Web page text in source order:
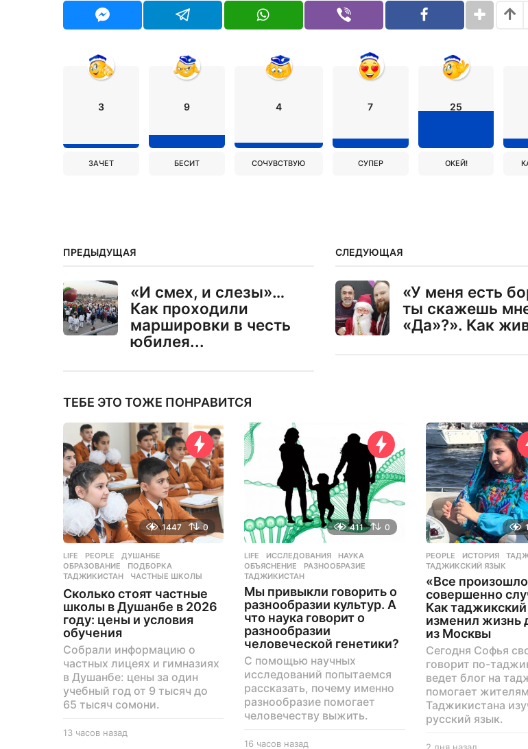
3
ЗАЧЕТ
9
БЕСИТ
4
СОЧУВСТВУЮ
7
СУПЕР
25
ОКЕЙ!
ПРЕДЫДУЩАЯ
«И смех, и слезы»…
Как проходили
маршировки в честь
юбилея...
СЛЕДУЮЩАЯ
«У меня есть
ты скажешь
«Да»?». Как
ТЕБЕ ЭТО ТОЖЕ ПОНРАВИТСЯ
1447 0
LIFE ,PEOPLE ДУШАНБЕ
ОБРАЗОВАНИЕ
,ПОДБОРКА
ТАДЖИКИСТАН
,ЧАСТНЫЕ ШКОЛЫ
Сколько стоят частные
школы в Душанбе в 2026
году: цены и условия
обучения
Собрали информацию о
частных лицеях и гимназиях
в Душанбе: цены за один
учебный год от 9 тысяч до
65 тысяч сомони.
13 часов назад
411 0
LIFE ИССЛЕДОВАНИЯ ,НАУКА
ОБЪЯСНЕНИЕ
,РАЗНООБРАЗИЕ
ТАДЖИКИСТАН
Мы привыкли говорить о
разнообразии культур. А
что наука говорит о
разнообразии
человеческой генетики?
С помощью научных
исследований попытаемся
рассказать, почему именно
разнообразие помогает
человечеству выжить.
16 часов назад
PEOPLE ИСТОРИЯ ,
ТАДЖИКСКИЙ ЯЗЫК
«Все произошло
совершенно
Как
изменил жизнь
из Москвы
Сегодня Софья
говорит по-
ведет блог на
помогает жителям
Таджикистана
русский язык.
2 дня назад